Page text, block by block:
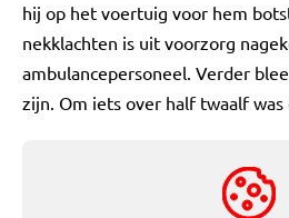
hij op het voertuig voor hem
nekklachten is uit voorzorg
ambulancepersoneel. Verder
zijn. Om iets over half twaalf